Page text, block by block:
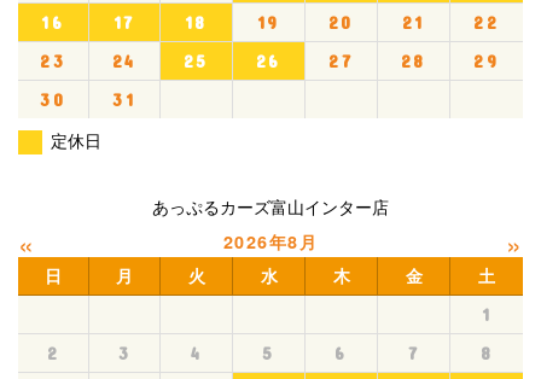
16
17 18 19 20 21
22
23
24 25 26 27 28
29
30
31
定休日
あっぷるカーズ富山インター店
« 2026年8月 »
日 月 火 水 木 金 土
1
2
3 4 5 6 7
8